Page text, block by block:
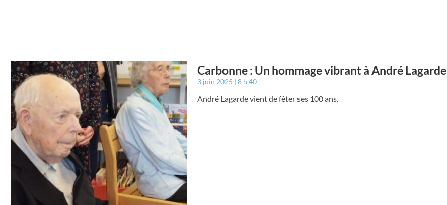
Carbonne : Un hommage vibrant à André Lagarde
3 juin 2025 8 h 40
André Lagarde vient de fêter ses 100 ans.